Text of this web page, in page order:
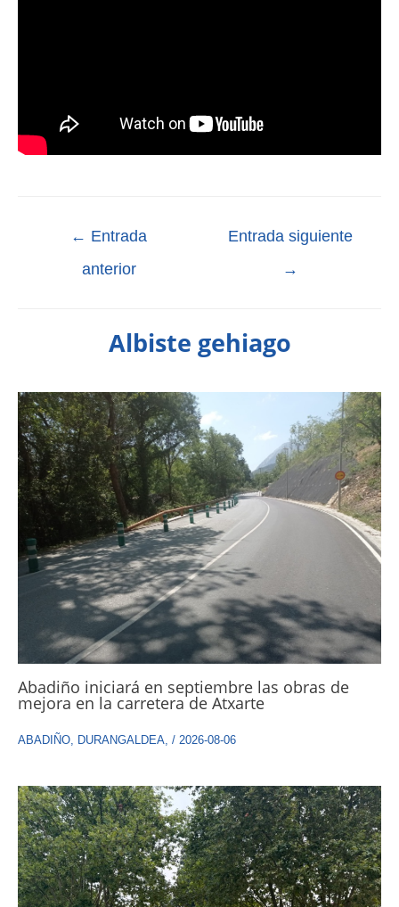
← Entrada
anterior
Entrada siguiente
→
Albiste gehiago
Abadiño iniciará en septiembre las obras de
mejora en la carretera de Atxarte
ABADIÑO, DURANGALDEA, / 2026-08-06